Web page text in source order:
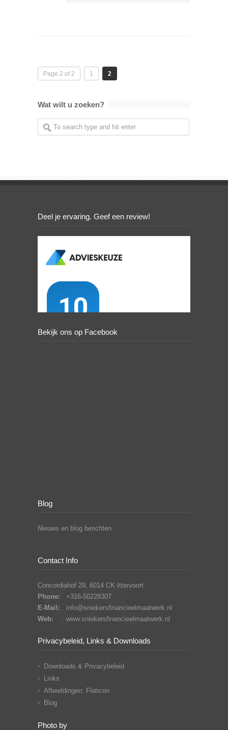
Page 2 of 2 1 2
Wat wilt u zoeken?
Deel je ervaring. Geef een review!
Bekijk ons op Facebook
Blog
Nieuws en blog berichten.
Contact Info
Concordiahof 29, 6014 CK Ittervoort
Phone:
+316-50228307
E-Mail:
info@sniekersfinancieelmaatwerk.nl
Web:
www.sniekersfinancieelmaatwerk.nl
Privacybeleid, Links & Downloads
Downloads & Privacybeleid
Links
Afbeeldingen: Flaticon
Blog
Photo by